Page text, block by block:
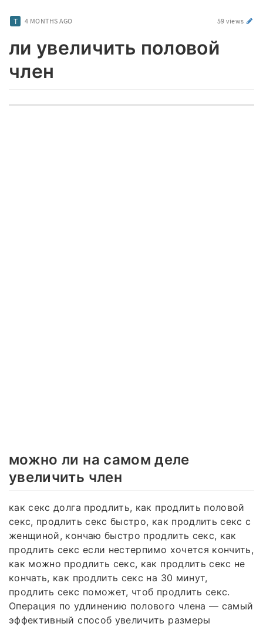
4 MONTHS AGO 59 views
ли увеличить половой
член
можно ли на самом деле
увеличить член
как секс долга продлить, как продлить половой
секс, продлить секс быстро, как продлить секс с
женщиной, кончаю быстро продлить секс, как
продлить секс если нестерпимо хочется кончить,
как можно продлить секс, как продлить секс не
кончать, как продлить секс на 30 минут,
продлить секс поможет, чтоб продлить секс.
Операция по удлинению полового члена — самый
эффективный способ увеличить размеры